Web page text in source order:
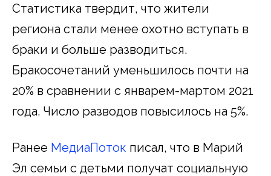
Статистика твердит, что жители
региона стали менее охотно вступать в
браки и больше разводиться.
Бракосочетаний уменьшилось почти на
20% в сравнении с январем-мартом 2021
года. Число разводов повысилось на 5%.
Ранее МедиаПоток писал, что в Марий
Эл семьи с детьми получат социальную